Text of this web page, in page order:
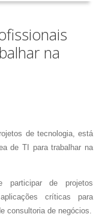
na
de tecnologia, está
de TI para trabalhar na
participar de projetos
críticas para
consultoria de negócios.